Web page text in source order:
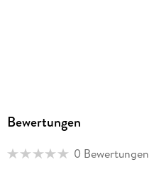
Bewertungen
0 Bewertungen